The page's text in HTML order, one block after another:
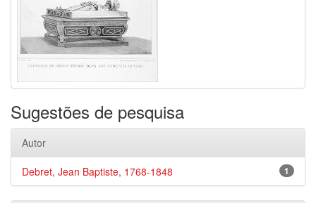
Sugestões de pesquisa
Autor
1
Debret, Jean Baptiste, 1768-1848